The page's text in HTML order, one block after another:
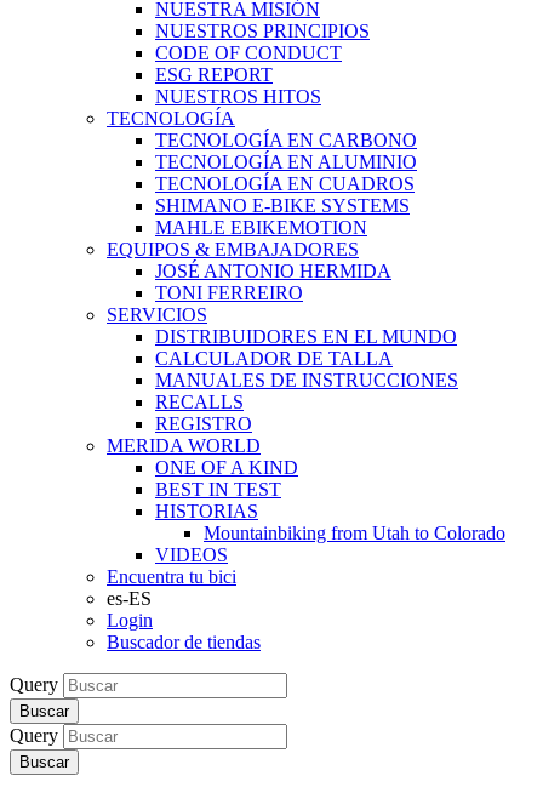
NUESTRA MISIÓN
NUESTROS PRINCIPIOS
CODE OF CONDUCT
ESG REPORT
NUESTROS HITOS
TECNOLOGÍA
TECNOLOGÍA EN CARBONO
TECNOLOGÍA EN ALUMINIO
TECNOLOGÍA EN CUADROS
SHIMANO E-BIKE SYSTEMS
MAHLE EBIKEMOTION
EQUIPOS & EMBAJADORES
JOSÉ ANTONIO HERMIDA
TONI FERREIRO
SERVICIOS
DISTRIBUIDORES EN EL MUNDO
CALCULADOR DE TALLA
MANUALES DE INSTRUCCIONES
RECALLS
REGISTRO
MERIDA WORLD
ONE OF A KIND
BEST IN TEST
HISTORIAS
Mountainbiking from Utah to Colorado
VIDEOS
Encuentra tu bici
es-ES
Login
Buscador de tiendas
Query
Buscar
Query
Buscar